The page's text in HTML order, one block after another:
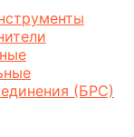
(БРС)